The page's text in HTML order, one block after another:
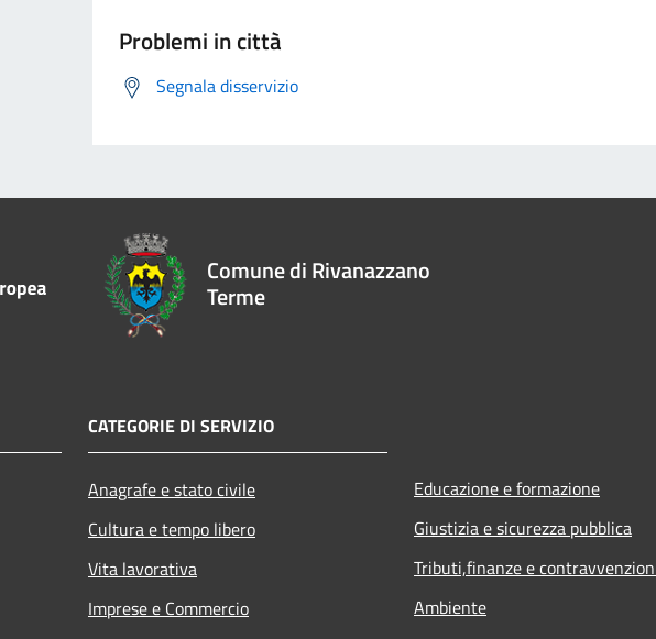
Problemi in città
Segnala disservizio
Comune di Rivanazzano
Terme
CATEGORIE DI SERVIZIO
Anagrafe e stato civile
Cultura e tempo libero
Vita lavorativa
Imprese e Commercio
Educazione e formazione
Giustizia e sicurezza pubblica
Tributi,finanze e
Ambiente